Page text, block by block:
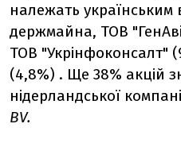
належать
держмайна, ТОВ
ТОВ "Укрінфоконсалт"
(4,8%) . Ще 38% акцій
нідерландської
BV.